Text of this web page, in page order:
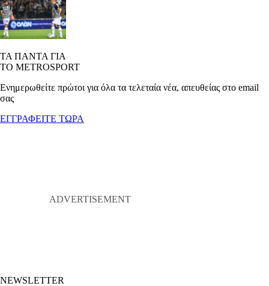
ΤΑ ΠΑΝΤΑ ΓΙΑ
ΤΟ METROSPORT
Ενημερωθείτε πρώτοι για όλα τα τελεταία νέα, απευθείας στο email
σας
ΕΓΓΡΑΦΕΙΤΕ ΤΩΡΑ
NEWSLETTER